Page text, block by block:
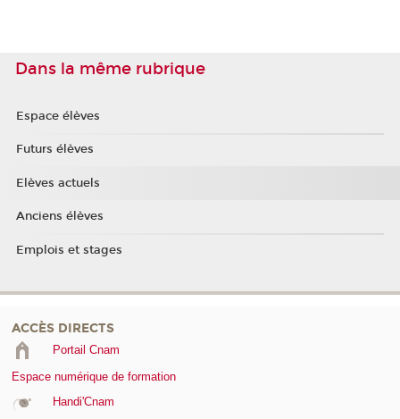
Dans la même rubrique
Espace élèves
Futurs élèves
Elèves actuels
Anciens élèves
Emplois et stages
ACCÈS DIRECTS
Portail Cnam
Espace numérique de formation
Handi'Cnam